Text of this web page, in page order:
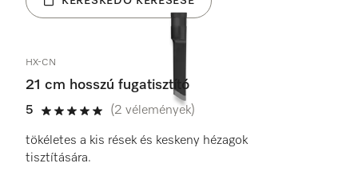
HX-CN
21 cm hosszú fugatisztító
5
5 / 5
(2 vélemények)
tökéletes a kis rések és keskeny hézagok
tisztítására.